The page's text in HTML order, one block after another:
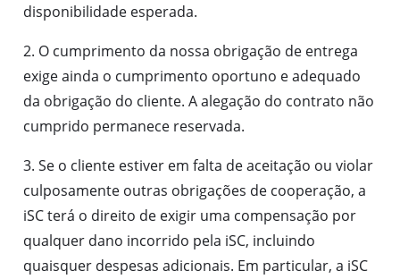
disponibilidade esperada.
2. O cumprimento da nossa obrigação de entrega
exige ainda o cumprimento oportuno e adequado
da obrigação do cliente. A alegação do contrato não
cumprido permanece reservada.
3. Se o cliente estiver em falta de aceitação ou violar
culposamente outras obrigações de cooperação, a
iSC terá o direito de exigir uma compensação por
qualquer dano incorrido pela iSC, incluindo
quaisquer despesas adicionais. Em particular, a iSC